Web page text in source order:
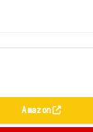
Amazon